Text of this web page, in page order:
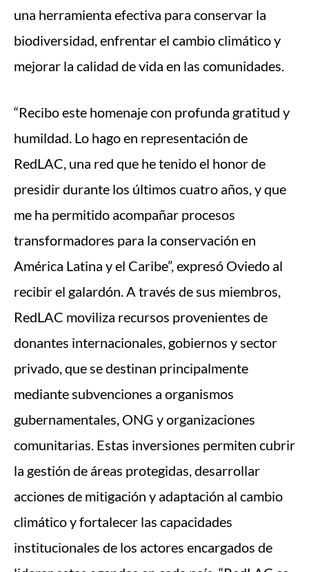
una herramienta efectiva para conservar la
biodiversidad, enfrentar el cambio climático y
mejorar la calidad de vida en las comunidades.
“Recibo este homenaje con profunda gratitud y
humildad. Lo hago en representación de
RedLAC, una red que he tenido el honor de
presidir durante los últimos cuatro años, y que
me ha permitido acompañar procesos
transformadores para la conservación en
América Latina y el Caribe”, expresó Oviedo al
recibir el galardón. A través de sus miembros,
RedLAC moviliza recursos provenientes de
donantes internacionales, gobiernos y sector
privado, que se destinan principalmente
mediante subvenciones a organismos
gubernamentales, ONG y organizaciones
comunitarias. Estas inversiones permiten cubrir
la gestión de áreas protegidas, desarrollar
acciones de mitigación y adaptación al cambio
climático y fortalecer las capacidades
institucionales de los actores encargados de